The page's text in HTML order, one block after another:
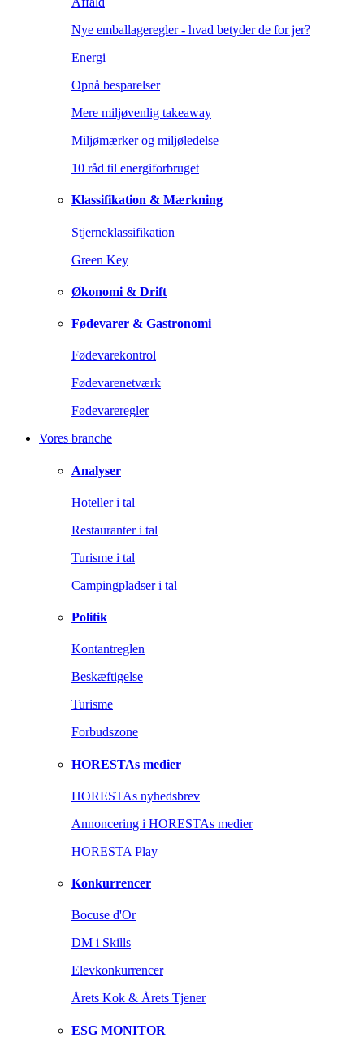
Nye emballageregler - hvad betyder de for jer?
Energi
Opnå besparelser
Mere miljøvenlig takeaway
Miljømærker og miljøledelse
10 råd til energiforbruget
Klassifikation & Mærkning
Stjerneklassifikation
Green Key
Økonomi & Drift
Fødevarer & Gastronomi
Fødevarekontrol
Fødevarenetværk
Fødevareregler
Vores branche
Analyser
Hoteller i tal
Restauranter i tal
Turisme i tal
Campingpladser i tal
Politik
Kontantreglen
Beskæftigelse
Turisme
Forbudszone
HORESTAs medier
HORESTAs nyhedsbrev
Annoncering i HORESTAs medier
HORESTA Play
Konkurrencer
Bocuse d'Or
DM i Skills
Elevkonkurrencer
Årets Kok & Årets Tjener
ESG MONITOR